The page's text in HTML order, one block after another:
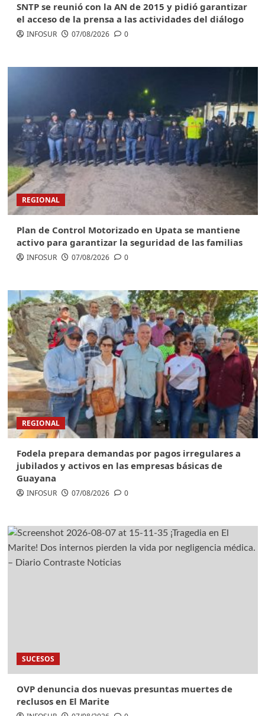
SNTP se reunió con la AN de 2015 y pidió garantizar
el acceso de la prensa a las actividades del diálogo
INFOSUR 07/08/2026 0
REGIONAL
Plan de Control Motorizado en Upata se mantiene
activo para garantizar la seguridad de las familias
INFOSUR 07/08/2026 0
REGIONAL
Fodela prepara demandas por pagos irregulares a
jubilados y activos en las empresas básicas de
Guayana
INFOSUR 07/08/2026 0
SUCESOS
OVP denuncia dos nuevas presuntas muertes de
reclusos en El Marite